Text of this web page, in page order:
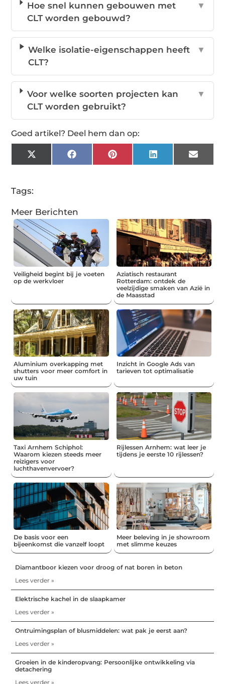
Hoe snel kunnen gebouwen met
CLT worden gebouwd?
▼
Welke isolatie-eigenschappen heeft
CLT?
▼
Voor welke soorten projecten kan
CLT worden gebruikt?
▼
Goed artikel? Deel hem dan op:
X
(Twitter)
FacebookPinterestLinkedInEmail
Tags:
Meer Berichten
Veiligheid begint bij je voeten
op de werkvloer
Aziatisch restaurant
Rotterdam: ontdek de
veelzijdige smaken van Azië in
de Maasstad
Aluminium overkapping met
shutters voor meer comfort in
uw tuin
Inzicht in Google Ads van
tarieven tot optimalisatie
Taxi Arnhem Schiphol:
Waarom kiezen steeds meer
reizigers voor
luchthavenvervoer?
Rijlessen Arnhem: wat leer je
tijdens je eerste 10 rijlessen?
De basis voor een
bijeenkomst die vanzelf loopt
Meer beleving in je showroom
met slimme keuzes
Diamantboor kiezen voor droog of nat boren in beton
Lees verder »
Elektrische kachel in de slaapkamer
Lees verder »
Ontruimingsplan of blusmiddelen: wat pak je eerst aan?
Lees verder »
Groeien in de kinderopvang: Persoonlijke ontwikkeling via
detachering
Lees verder »